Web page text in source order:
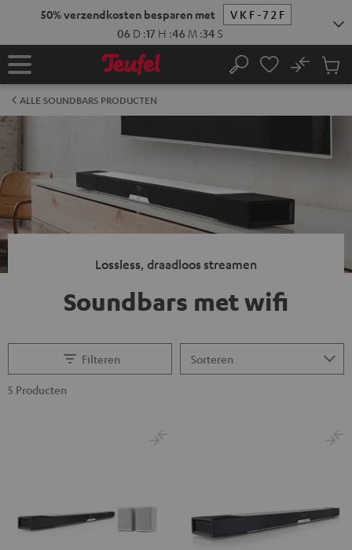
50% verzendkosten besparen met
VKF-72F
06 D :17 H :46 M :34 S
Home Zoeken
No
ALLE SOUNDBARS PRODUCTEN
Lossless, draadloos streamen
Soundbars met wifi
Filteren
5 Producten